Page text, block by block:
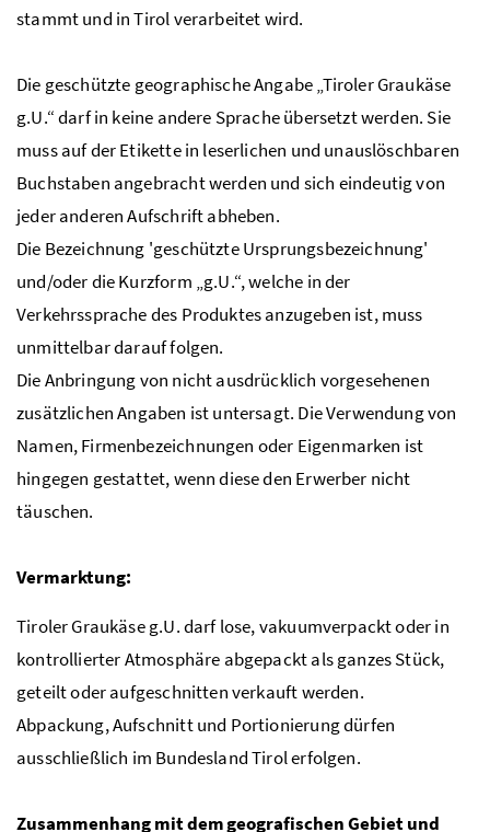
stammt und in Tirol verarbeitet wird.
Die geschützte geographische Angabe „Tiroler Graukäse
g.U.“ darf in keine andere Sprache übersetzt werden. Sie
muss auf der Etikette in leserlichen und unauslöschbaren
Buchstaben angebracht werden und sich eindeutig von
jeder anderen Aufschrift abheben.
Die Bezeichnung 'geschützte Ursprungsbezeichnung'
und/oder die Kurzform „g.U.“, welche in der
Verkehrssprache des Produktes anzugeben ist, muss
unmittelbar darauf folgen.
Die Anbringung von nicht ausdrücklich vorgesehenen
zusätzlichen Angaben ist untersagt. Die Verwendung von
Namen, Firmenbezeichnungen oder Eigenmarken ist
hingegen gestattet, wenn diese den Erwerber nicht
täuschen.
Vermarktung:
Tiroler Graukäseg.U.darf lose, vakuumverpackt oder in
kontrollierter Atmosphäre abgepackt als ganzes Stück,
geteilt oder aufgeschnitten verkauft werden.
Abpackung, Aufschnitt und Portionierung dürfen
ausschließlich im Bundesland Tirol erfolgen.
Zusammenhang mit dem geografischen Gebiet und